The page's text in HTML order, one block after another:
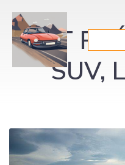
SEAT
SUV,